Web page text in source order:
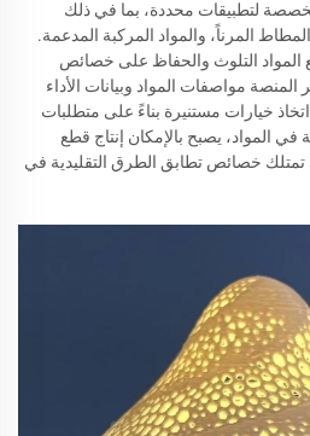
لتطبيقات محددة، بما في ذلك
المرناً، والمواد المركبة المدعمة.
المواد التلوث والحفاظ على خصائص
مواصفات المواد وبيانات الأداء
خيارات مستنيرة بناءً على متطلبات
في المواد، يصبح بالإمكان إنتاج قطع
تمتلك خصائص تطابق الطرق التقليدية في